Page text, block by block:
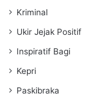
Kriminal
Ukir Jejak Positif
Inspiratif Bagi
Kepri
Paskibraka